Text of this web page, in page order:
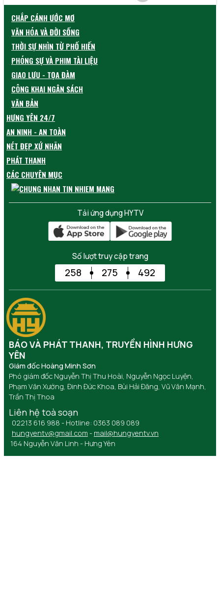
CHẮP CÁNH ƯỚC MƠ
VĂN HÓA VÀ ĐỜI SỐNG
THỜI SỰ NHÌN TỪ PHỐ HIẾN
PHÓNG SỰ VÀ PHIM TÀI LIỆU
GIAO LƯU - TỌA ĐÀM
CÔNG KHAI NGÂN SÁCH
VĂN BẢN
HƯNG YÊN 24/7
AN NINH - AN TOÀN
NÉT ĐẸP XỨ NHÃN
PHÁT THANH
CÁC CHUYÊN MỤC
Tải ứng dụng HYTV
Số lượt truy cập trang
258 275 492
BÁO VÀ PHÁT THANH, TRUYỀN HÌNH HƯNG
YÊN
Giám đốc Hoàng Minh Sơn
Phó giám đốc Nguyễn Thị Thu Hoài, Nguyễn Ngọc Luyện,
Phạm Văn Xướng, Đinh Đức Khoa, Bùi Hải Đăng, Vũ Văn Mạnh,
Trần Thị Thoa
Liên hệ toà soạn
02213 616 988 - Hotline: 0363 089 089
hungyentv@gmail.com - mail@hungyentv.vn
164 Nguyễn Văn Linh - Hưng Yên